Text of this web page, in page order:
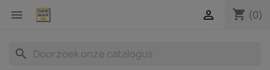
 shopping_cart (0)

search